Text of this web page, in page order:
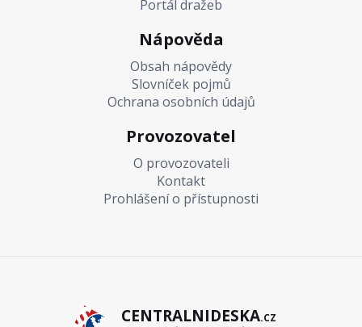
Portál dražeb
Nápověda
Obsah nápovědy
Slovníček pojmů
Ochrana osobních údajů
Provozovatel
O provozovateli
Kontakt
Prohlášení o přístupnosti
CENTRALNIDESKA.CZ